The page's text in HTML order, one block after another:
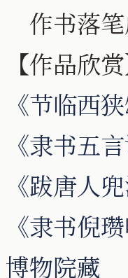
作书落笔
【作品欣赏
《节临西
《隶书五
《跋唐人
《隶书倪
博物院藏